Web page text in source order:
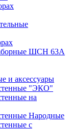
ШСН 63A
и аксессуары
"ЭКО"
на
Народные
с